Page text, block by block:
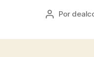
Autor
Por